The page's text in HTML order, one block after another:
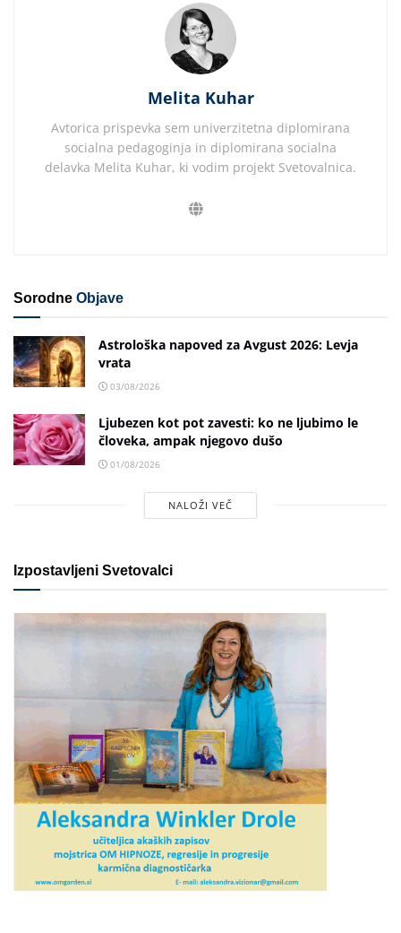
Melita Kuhar
Avtorica prispevka sem univerzitetna diplomirana
socialna pedagoginja in diplomirana socialna
delavka Melita Kuhar, ki vodim projekt Svetovalnica.
Sorodne Objave
Astrološka napoved za Avgust 2026: Levja
vrata
03/08/2026
Ljubezen kot pot zavesti: ko ne ljubimo le
človeka, ampak njegovo dušo
01/08/2026
NALOŽI VEČ
Izpostavljeni Svetovalci